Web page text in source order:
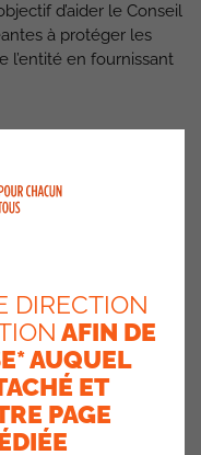
d’aider le Conseil
à protéger les
l’entité en fournissant
DIRECTION
AFIN DE
AUQUEL
ET
PAGE